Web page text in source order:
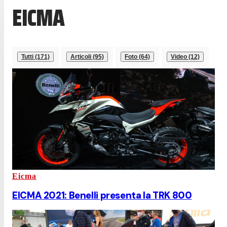
EICMA
Tutti (171) Articoli (95) Foto (64) Video (12)
Eicma
EICMA 2021: Benelli presenta la TRK 800